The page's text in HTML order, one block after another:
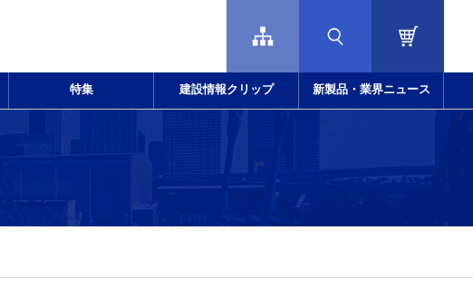
特集 建設情報クリップ 新製品・業界ニュース